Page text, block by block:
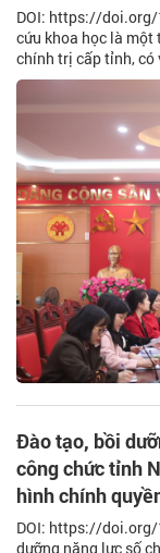
DOI: https://doi.org/
cứu khoa học là một
chính trị cấp tỉnh,
Đào tạo, bồi
công chức tỉnh
hình chính
DOI: https://doi.org/
dưỡng năng lực số